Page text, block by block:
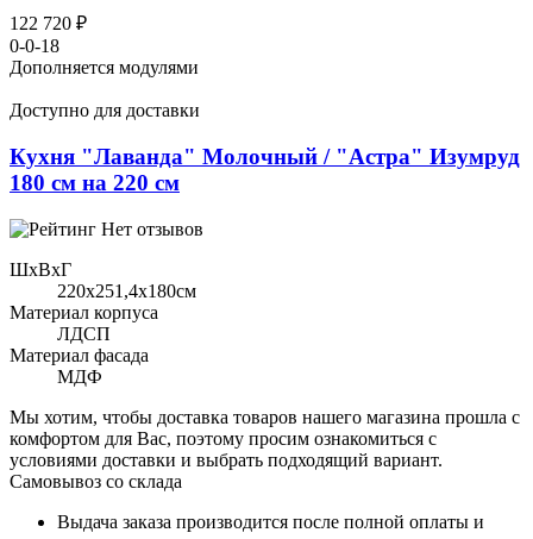
122 720 ₽
0-0-18
Дополняется модулями
Доступно для доставки
Кухня "Лаванда" Молочный / "Астра" Изумруд
180 см на 220 см
Нет отзывов
ШхВхГ
220x251,4х180см
Материал корпуса
ЛДСП
Материал фасада
МДФ
Мы хотим, чтобы доставка товаров нашего магазина прошла с
комфортом для Вас, поэтому просим ознакомиться с
условиями доставки и выбрать подходящий вариант.
Самовывоз со склада
Выдача заказа производится после полной оплаты и